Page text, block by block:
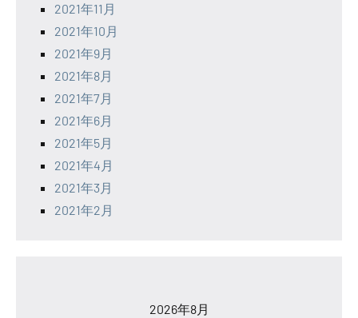
2021年11月
2021年10月
2021年9月
2021年8月
2021年7月
2021年6月
2021年5月
2021年4月
2021年3月
2021年2月
2026年8月